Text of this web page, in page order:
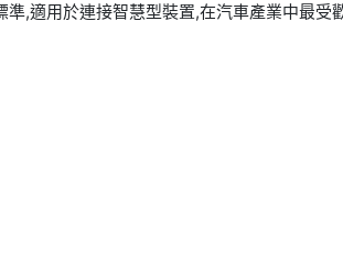
,適用於連接智慧型裝置,在汽車產業中最受